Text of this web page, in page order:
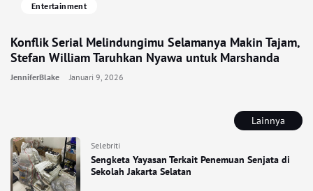
Lainnya
Selebriti
Sengketa Yayasan Terkait Penemuan Senjata di
Sekolah Jakarta Selatan
Entertainment
Konflik Serial Melindungimu Selamanya Makin Tajam,
Stefan William Taruhkan Nyawa untuk Marshanda
JenniferBlake Januari 9, 2026